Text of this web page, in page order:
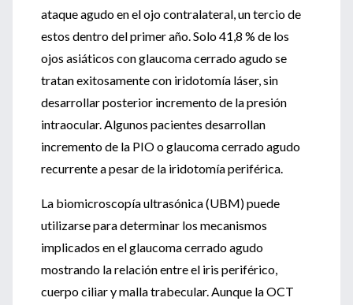
ataque agudo en el ojo contralateral, un tercio de
estos dentro del primer año. Solo 41,8 % de los
ojos asiáticos con glaucoma cerrado agudo se
tratan exitosamente con iridotomía láser, sin
desarrollar posterior incremento de la presión
intraocular. Algunos pacientes desarrollan
incremento de la PIO o glaucoma cerrado agudo
recurrente a pesar de la iridotomía periférica.
La biomicroscopía ultrasónica (UBM) puede
utilizarse para determinar los mecanismos
implicados en el glaucoma cerrado agudo
mostrando la relación entre el iris periférico,
cuerpo ciliar y malla trabecular. Aunque la OCT